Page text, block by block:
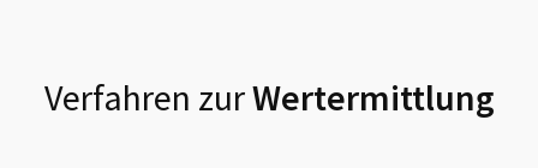
Verfahren zurWertermittlung